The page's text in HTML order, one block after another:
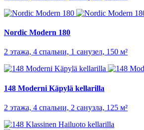
Nordic Modern 180
2 этажа, 4 спальни, 1 санузел, 150 м²
148 Moderni Käpylä kellarilla
2 этажа, 4 спальни, 2 санузла, 125 м²